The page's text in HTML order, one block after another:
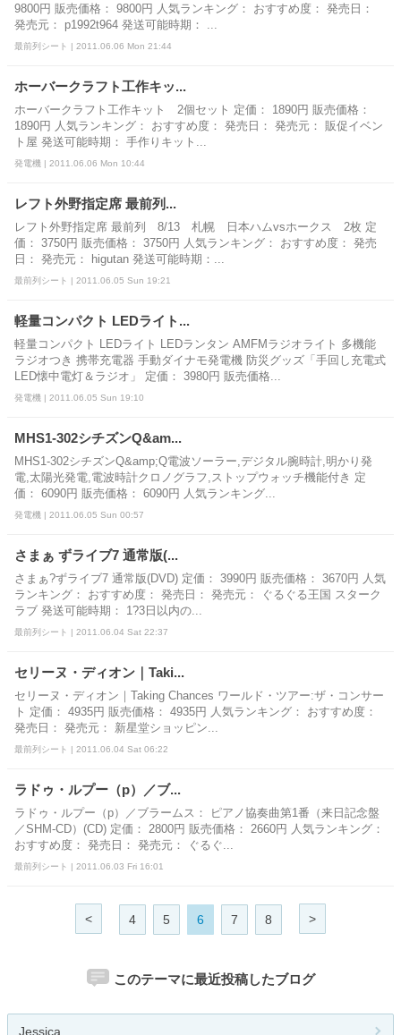
9800円 販売価格： 9800円 人気ランキング： おすすめ度： 発売日：
発売元： p1992t964 発送可能時期： ...
最前列シート | 2011.06.06 Mon 21:44
ホーバークラフト工作キッ...
ホーバークラフト工作キット 2個セット 定価： 1890円 販売価格：
1890円 人気ランキング： おすすめ度： 発売日： 発売元： 販促イベン
ト屋 発送可能時期： 手作りキット...
発電機 | 2011.06.06 Mon 10:44
レフト外野指定席 最前列...
レフト外野指定席 最前列 8/13 札幌 日本ハムvsホークス 2枚 定
価： 3750円 販売価格： 3750円 人気ランキング： おすすめ度： 発売
日： 発売元： higutan 発送可能時期：...
最前列シート | 2011.06.05 Sun 19:21
軽量コンパクト LEDライト...
軽量コンパクト LEDライト LEDランタン AMFMラジオライト 多機能
ラジオつき 携帯充電器 手動ダイナモ発電機 防災グッズ「手回し充電式
LED懐中電灯＆ラジオ」 定価： 3980円 販売価格...
発電機 | 2011.06.05 Sun 19:10
MHS1-302シチズンQ&am...
MHS1-302シチズンQ&amp;Q電波ソーラー,デジタル腕時計,明かり発
電,太陽光発電,電波時計クロノグラフ,ストップウォッチ機能付き 定
価： 6090円 販売価格： 6090円 人気ランキング...
発電機 | 2011.06.05 Sun 00:57
さまぁ ずライブ7 通常版(...
さまぁ?ずライブ7 通常版(DVD) 定価： 3990円 販売価格： 3670円 人気
ランキング： おすすめ度： 発売日： 発売元： ぐるぐる王国 スターク
ラブ 発送可能時期： 1?3日以内の...
最前列シート | 2011.06.04 Sat 22:37
セリーヌ・ディオン｜Taki...
セリーヌ・ディオン｜Taking Chances ワールド・ツアー:ザ・コンサー
ト 定価： 4935円 販売価格： 4935円 人気ランキング： おすすめ度：
発売日： 発売元： 新星堂ショッピン...
最前列シート | 2011.06.04 Sat 06:22
ラドゥ・ルプー（p）／ブ...
ラドゥ・ルプー（p）／ブラームス： ピアノ協奏曲第1番（来日記念盤
／SHM-CD）(CD) 定価： 2800円 販売価格： 2660円 人気ランキング：
おすすめ度： 発売日： 発売元： ぐるぐ...
最前列シート | 2011.06.03 Fri 16:01
< 4 5 6 7 8 >
このテーマに最近投稿したブログ
Jessica